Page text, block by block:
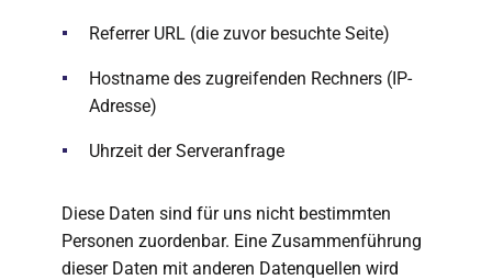
Referrer URL (die zuvor besuchte Seite)
Hostname des zugreifenden Rechners (IP-
Adresse)
Uhrzeit der Serveranfrage
Diese Daten sind für uns nicht bestimmten
Personen zuordenbar. Eine Zusammenführung
dieser Daten mit anderen Datenquellen wird